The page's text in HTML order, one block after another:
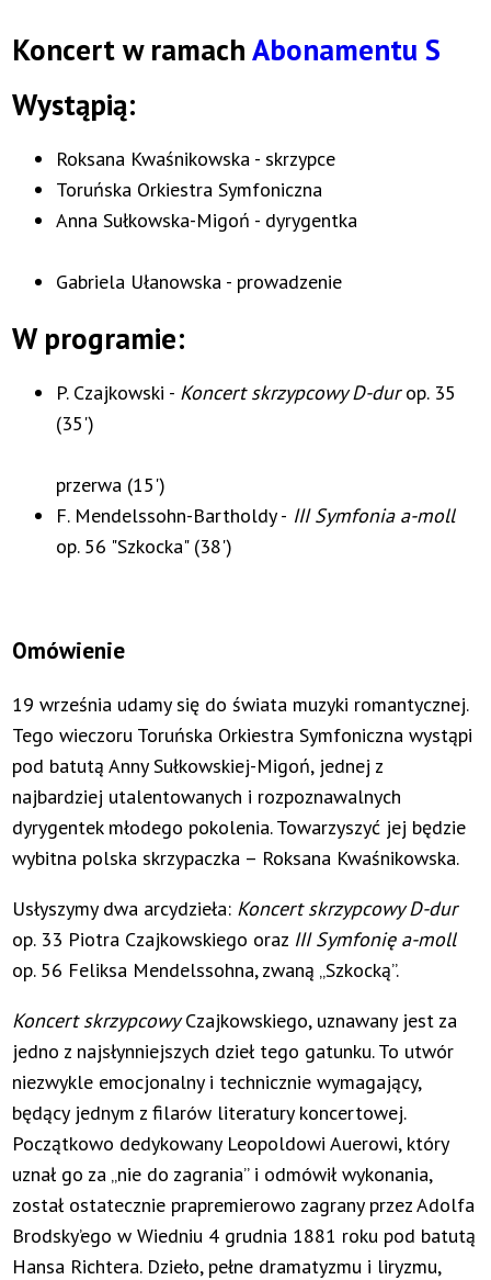
Koncert w ramachAbonamentu S
Wystąpią:
Roksana Kwaśnikowska - skrzypce
Toruńska Orkiestra Symfoniczna
Anna Sułkowska-Migoń - dyrygentka
Gabriela Ułanowska - prowadzenie
W programie:
P. Czajkowski - Koncert skrzypcowy D-durop. 35
(35')
przerwa (15')
F. Mendelssohn-Bartholdy - III Symfonia a-moll
op. 56 "Szkocka" (38')
Omówienie
19 września udamy się do świata muzyki romantycznej.
Tego wieczoru Toruńska Orkiestra Symfoniczna wystąpi
pod batutą Anny Sułkowskiej-Migoń, jednej z
najbardziej utalentowanych i rozpoznawalnych
dyrygentek młodego pokolenia. Towarzyszyć jej będzie
wybitna polska skrzypaczka – Roksana Kwaśnikowska.
Usłyszymy dwa arcydzieła: Koncert skrzypcowy D-dur
op. 33 Piotra Czajkowskiego oraz III Symfonię a-moll
op. 56 Feliksa Mendelssohna, zwaną „Szkocką”.
Koncert skrzypcowyCzajkowskiego, uznawany jest za
jedno z najsłynniejszych dzieł tego gatunku. To utwór
niezwykle emocjonalny i technicznie wymagający,
będący jednym z filarów literatury koncertowej.
Początkowo dedykowany Leopoldowi Auerowi, który
uznał go za „nie do zagrania” i odmówił wykonania,
został ostatecznie prapremierowo zagrany przez Adolfa
Brodsky’ego w Wiedniu 4 grudnia 1881 roku pod batutą
Hansa Richtera. Dzieło, pełne dramatyzmu i liryzmu,